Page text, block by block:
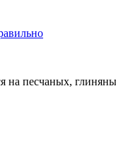
на песчаных,